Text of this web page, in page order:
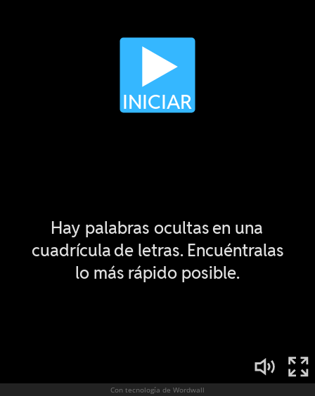
Con tecnología de Wordwall